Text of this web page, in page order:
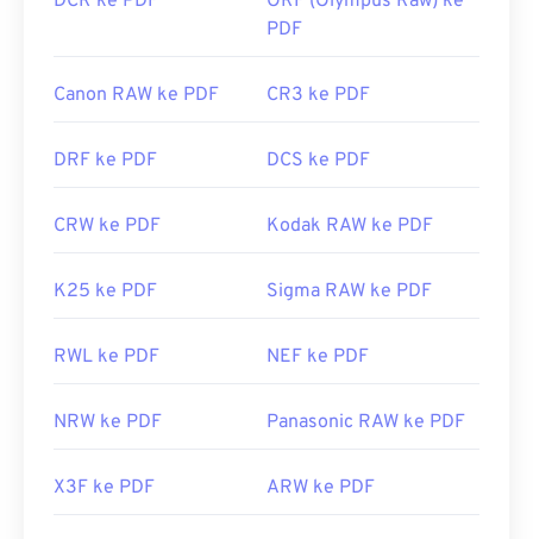
PDF
Canon RAW ke PDF CR3 ke PDF
DRF ke PDF DCS ke PDF
CRW ke PDF Kodak RAW ke PDF
K25 ke PDF Sigma RAW ke PDF
RWL ke PDF NEF ke PDF
NRW ke PDF Panasonic RAW ke PDF
X3F ke PDF ARW ke PDF